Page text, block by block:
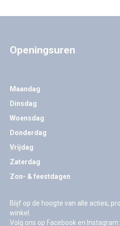
Openingsuren
Maandag
Dinsdag
Woensdag
Donderdag
Vrijdag
Zaterdag
Zon- & feestdagen
Blijf op de hoogte van alle acties,
winkel.
Volg ons op Facebook en Instagram: